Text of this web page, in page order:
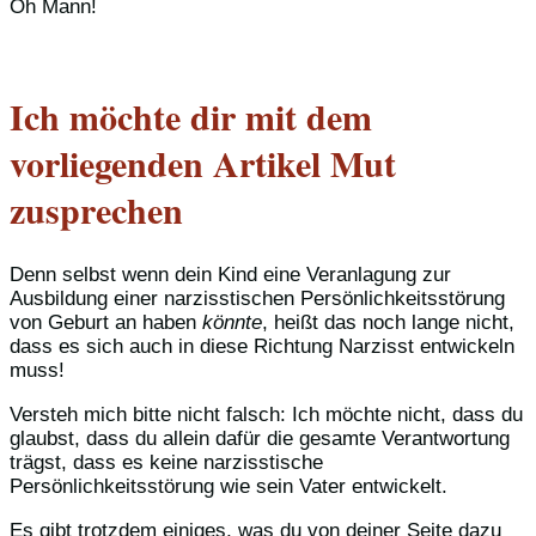
Oh Mann!
Ich möchte dir mit dem
vorliegenden Artikel Mut
zusprechen
Denn selbst wenn dein Kind eine Veranlagung zur
Ausbildung einer narzisstischen Persönlichkeitsstörung
von Geburt an haben könnte, heißt das noch lange nicht,
dass es sich auch in diese Richtung Narzisst entwickeln
muss!
Versteh mich bitte nicht falsch: Ich möchte nicht, dass du
glaubst, dass du allein dafür die gesamte Verantwortung
trägst, dass es keine narzisstische
Persönlichkeitsstörung wie sein Vater entwickelt.
Es gibt trotzdem einiges, was du von deiner Seite dazu